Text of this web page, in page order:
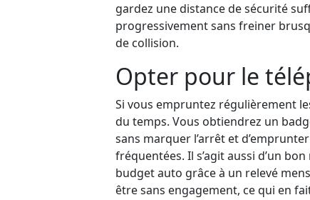
gardez une distance de sécurité
progressivement sans freiner
de collision.
Opter pour le
Si vous empruntez régulièrement
du temps. Vous obtiendrez un
sans marquer l’arrêt et
fréquentées. Il s’agit aussi d’un
budget auto grâce à un relevé
être sans engagement, ce qui en